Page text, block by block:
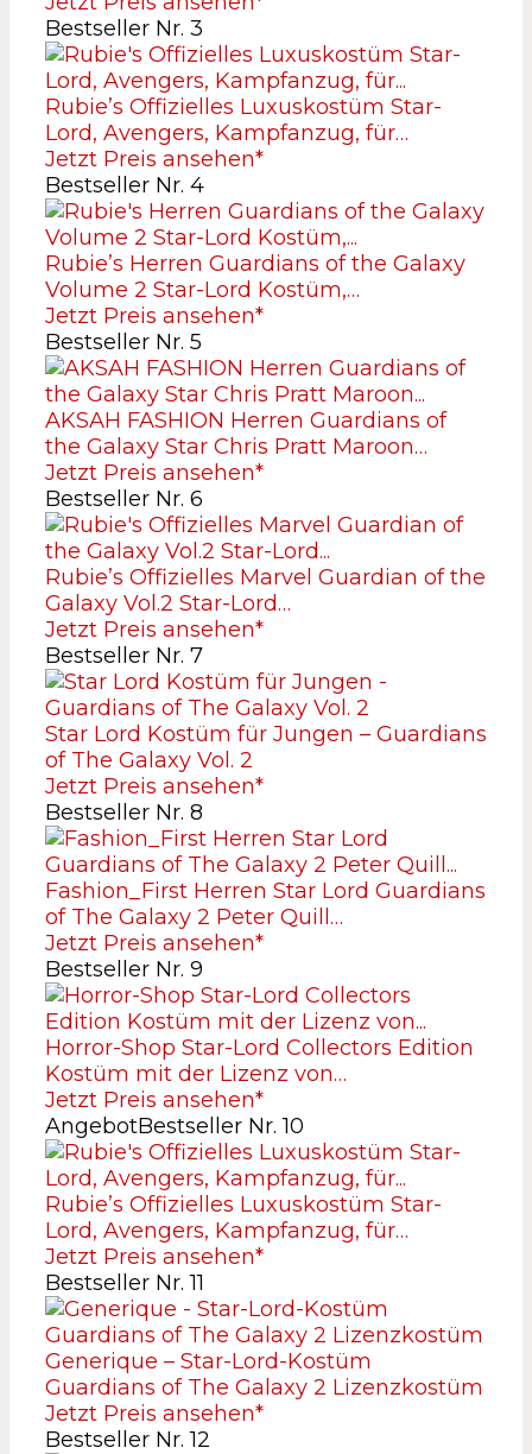
Bestseller Nr. 3
Rubie’s Offizielles Luxuskostüm Star-
Lord, Avengers, Kampfanzug, für…
Jetzt Preis ansehen*
Bestseller Nr. 4
Rubie’s Herren Guardians of the Galaxy
Volume 2 Star-Lord Kostüm,…
Jetzt Preis ansehen*
Bestseller Nr. 5
AKSAH FASHION Herren Guardians of
the Galaxy Star Chris Pratt Maroon…
Jetzt Preis ansehen*
Bestseller Nr. 6
Rubie’s Offizielles Marvel Guardian of the
Galaxy Vol.2 Star-Lord…
Jetzt Preis ansehen*
Bestseller Nr. 7
Star Lord Kostüm für Jungen – Guardians
of The Galaxy Vol. 2
Jetzt Preis ansehen*
Bestseller Nr. 8
Fashion_First Herren Star Lord Guardians
of The Galaxy 2 Peter Quill…
Jetzt Preis ansehen*
Bestseller Nr. 9
Horror-Shop Star-Lord Collectors Edition
Kostüm mit der Lizenz von…
Jetzt Preis ansehen*
AngebotBestseller Nr. 10
Rubie’s Offizielles Luxuskostüm Star-
Lord, Avengers, Kampfanzug, für…
Jetzt Preis ansehen*
Bestseller Nr. 11
Generique – Star-Lord-Kostüm
Guardians of The Galaxy 2 Lizenzkostüm
Jetzt Preis ansehen*
Bestseller Nr. 12